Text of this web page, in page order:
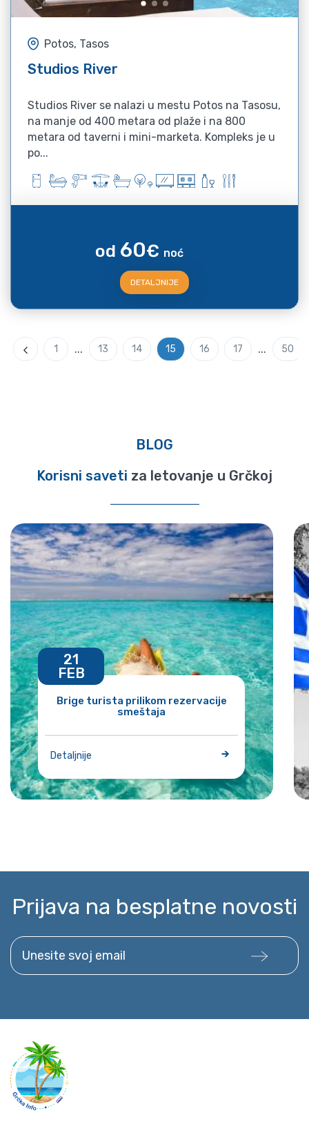
Potos, Tasos
Studios River
Studios River se nalazi u mestu Potos na Tasosu,
na manje od 400 metara od plaže i na 800
metara od taverni i mini-marketa. Kompleks je u
po...
od 60€ noć
DETALJNIJE
Previous
1 ... 13 14 15 16 17 ... 50
BLOG
Korisni saveti za letovanje u Grčkoj
Brige turista prilikom rezervacije
smeštaja
Detaljnije
21
FEB
Prijava na besplatne novosti
Unesite svoj email